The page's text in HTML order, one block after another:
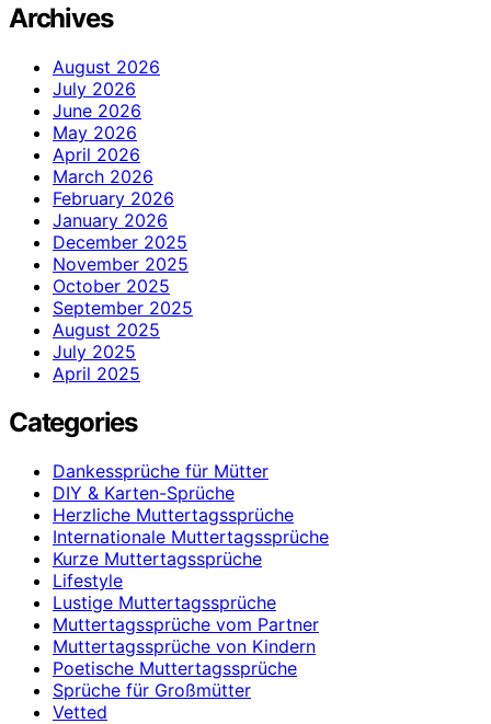
Archives
August 2026
July 2026
June 2026
May 2026
April 2026
March 2026
February 2026
January 2026
December 2025
November 2025
October 2025
September 2025
August 2025
July 2025
April 2025
Categories
Dankessprüche für Mütter
DIY & Karten-Sprüche
Herzliche Muttertagssprüche
Internationale Muttertagssprüche
Kurze Muttertagssprüche
Lifestyle
Lustige Muttertagssprüche
Muttertagssprüche vom Partner
Muttertagssprüche von Kindern
Poetische Muttertagssprüche
Sprüche für Großmütter
Vetted